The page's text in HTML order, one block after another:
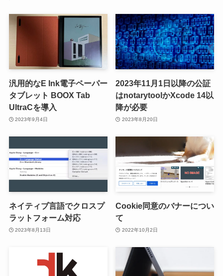
汎用的なE Ink電子ペーパー
タブレット BOOX Tab
UltraCを導入
2023年9月4日
2023年11月1日以降の公証
はnotarytoolかXcode 14以
降が必要
2023年8月20日
ネイティブ言語でクロスプ
ラットフォーム対応
2023年8月13日
Cookie同意のバナーについ
て
2022年10月2日